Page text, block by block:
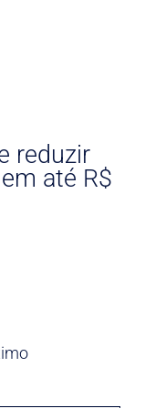
reduzir
até R$